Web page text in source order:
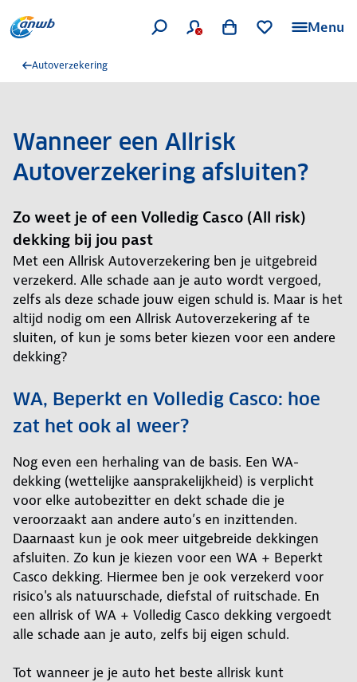
Menu
Autoverzekering
Wanneer een Allrisk
Autoverzekering afsluiten?
Zo weet je of een Volledig Casco (All risk)
dekking bij jou past
Met een Allrisk Autoverzekering ben je uitgebreid
verzekerd. Alle schade aan je auto wordt vergoed,
zelfs als deze schade jouw eigen schuld is. Maar is het
altijd nodig om een Allrisk Autoverzekering af te
sluiten, of kun je soms beter kiezen voor een andere
dekking?
WA, Beperkt en Volledig Casco: hoe
zat het ook al weer?
Nog even een herhaling van de basis. Een WA-
dekking (wettelijke aansprakelijkheid) is verplicht
voor elke autobezitter en dekt schade die je
veroorzaakt aan andere auto’s en inzittenden.
Daarnaast kun je ook meer uitgebreide dekkingen
afsluiten. Zo kun je kiezen voor een WA + Beperkt
Casco dekking. Hiermee ben je ook verzekerd voor
risico's als natuurschade, diefstal of ruitschade. En
een allrisk of WA + Volledig Casco dekking vergoedt
alle schade aan je auto, zelfs bij eigen schuld.
Tot wanneer je je auto het beste allrisk kunt